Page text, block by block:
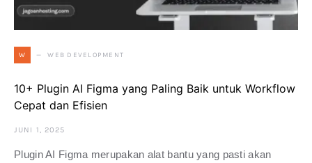
W WEB DEVELOPMENT
10+ Plugin AI Figma yang Paling Baik untuk Workflow
Cepat dan Efisien
JUNI 1, 2025
Plugin AI Figma merupakan alat bantu yang pasti akan